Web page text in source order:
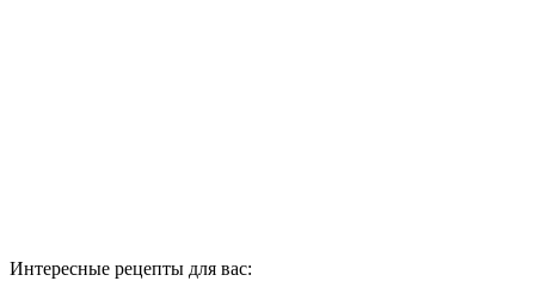
Интересные рецепты для вас: